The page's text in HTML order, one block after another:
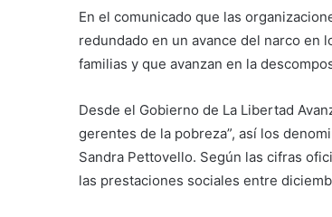
En el comunicado que las
redundado en un avance del narco en
familias y que avanzan en la
Desde el Gobierno de La Libertad
gerentes de la pobreza”, así los
Sandra Pettovello. Según las cifras
las prestaciones sociales entre